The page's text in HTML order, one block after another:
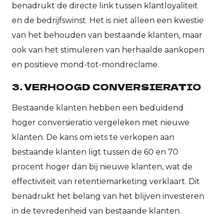
benadrukt de directe link tussen klantloyaliteit
en de bedrijfswinst. Het is niet alleen een kwestie
van het behouden van bestaande klanten, maar
ook van het stimuleren van herhaalde aankopen
en positieve mond-tot-mondreclame.
3. VERHOOGD CONVERSIERATIO
Bestaande klanten hebben een beduidend
hoger conversieratio vergeleken met nieuwe
klanten. De kans om iets te verkopen aan
bestaande klanten ligt tussen de 60 en 70
procent hoger dan bij nieuwe klanten, wat de
effectiviteit van retentiemarketing verklaart. Dit
benadrukt het belang van het blijven investeren
in de tevredenheid van bestaande klanten.